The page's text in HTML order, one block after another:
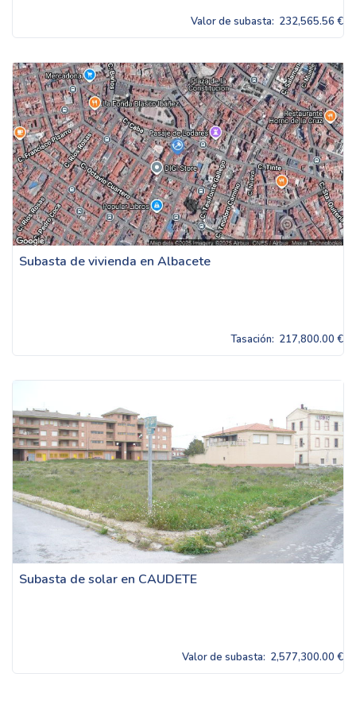
Valor de subasta: 232,565.56 €
Subasta de vivienda en Albacete
Tasación: 217,800.00 €
Subasta de solar en CAUDETE
Valor de subasta: 2,577,300.00 €